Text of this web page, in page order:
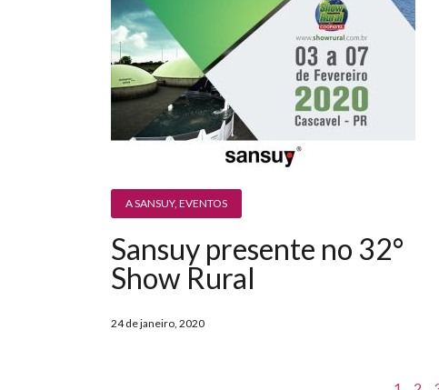
A SANSUY, EVENTOS
Sansuy presente no 32°
Show Rural
24 de janeiro, 2020